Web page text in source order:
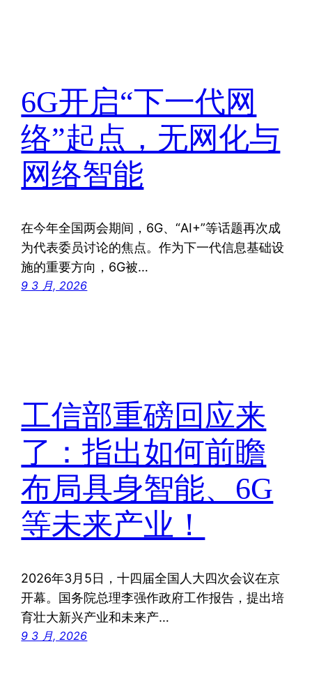
6G开启“下一代网
络”起点，无网化与
网络智能
在今年全国两会期间，6G、“AI+”等话题再次成
为代表委员讨论的焦点。作为下一代信息基础设
施的重要方向，6G被…
9 3 月, 2026
工信部重磅回应来
了：指出如何前瞻
布局具身智能、6G
等未来产业！
2026年3月5日，十四届全国人大四次会议在京
开幕。国务院总理李强作政府工作报告，提出培
育壮大新兴产业和未来产…
9 3 月, 2026